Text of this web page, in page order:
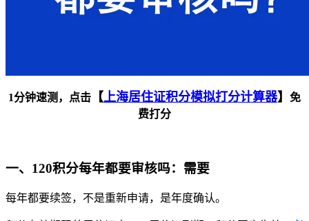
1分钟速测，点击 【 上海居住证积分模拟打分计算器】 免
费打分
一、120积分每年都要审核吗：需要
每年都要续签，不是重新申请，是年度确认。